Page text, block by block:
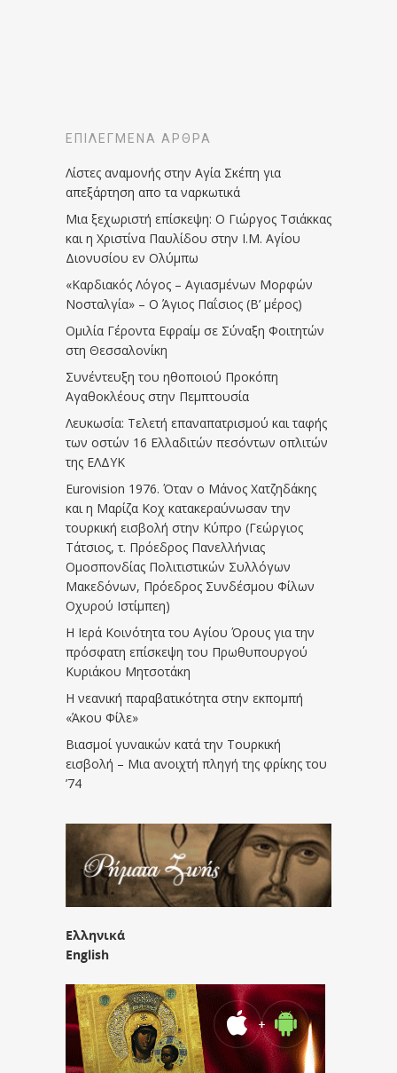
ΕΠΙΛΕΓΜΈΝΑ ΆΡΘΡΑ
Λίστες αναμονής στην Αγία Σκέπη για
απεξάρτηση απο τα ναρκωτικά
Μια ξεχωριστή επίσκεψη: Ο Γιώργος Τσιάκκας
και η Χριστίνα Παυλίδου στην Ι.Μ. Αγίου
Διονυσίου εν Ολύμπω
«Καρδιακός Λόγος – Αγιασμένων Μορφών
Νοσταλγία» – Ο Άγιος Παΐσιος (Β’ μέρος)
Ομιλία Γέροντα Εφραίμ σε Σύναξη Φοιτητών
στη Θεσσαλονίκη
Συνέντευξη του ηθοποιού Προκόπη
Αγαθοκλέους στην Πεμπτουσία
Λευκωσία: Τελετή επαναπατρισμού και ταφής
των οστών 16 Ελλαδιτών πεσόντων οπλιτών
της ΕΛΔΥΚ
Eurovision 1976. Όταν ο Μάνος Χατζηδάκης
και η Μαρίζα Κοχ κατακεραύνωσαν την
τουρκική εισβολή στην Κύπρο (Γεώργιος
Τάτσιος, τ. Πρόεδρος Πανελλήνιας
Ομοσπονδίας Πολιτιστικών Συλλόγων
Μακεδόνων, Πρόεδρος Συνδέσμου Φίλων
Οχυρού Ιστίμπεη)
Η Ιερά Κοινότητα του Αγίου Όρους για την
πρόσφατη επίσκεψη του Πρωθυπουργού
Κυριάκου Μητσοτάκη
Η νεανική παραβατικότητα στην εκπομπή
«Άκου Φίλε»
Βιασμοί γυναικών κατά την Τουρκική
εισβολή – Μια ανοιχτή πληγή της φρίκης του
’74
Ελληνικά
English